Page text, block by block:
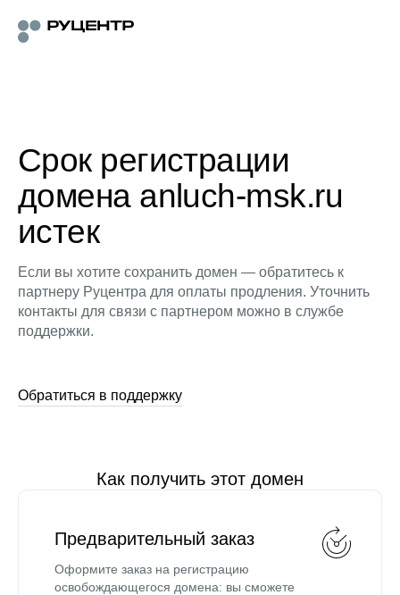
Срок регистрации
домена anluch-msk.ru
истек
Если вы хотите сохранить домен — обратитесь к
партнеру Руцентра для оплаты продления. Уточнить
контакты для связи с партнером можно в службе
поддержки.
Обратиться в поддержку
Как получить этот домен
Предварительный заказ
Оформите заказ на регистрацию
освобождающегося домена: вы сможете